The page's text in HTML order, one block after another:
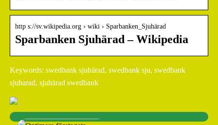
http s://sv.wikipedia.org › wiki › Sparbanken_Sjuhärad
Sparbanken Sjuhärad – Wikipedia
Keywords: swedbank sjuhärad, swedbank sju, swedbank
sjuharad, sjuhärad swedbank